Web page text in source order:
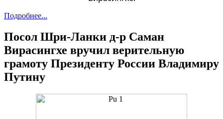
Подробнее...
Посол Шри-Ланки д-р Саман
Вирасингхе вручил верительную
грамоту Президенту России Владимиру
Путину